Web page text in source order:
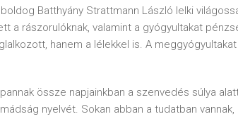
Batthyány Strattmann László lelki
a rászorulóknak, valamint a gyógyultakat
hanem a lélekkel is. A
össze napjainkban a szenvedés súlya
nyelvét. Sokan abban a tudatban